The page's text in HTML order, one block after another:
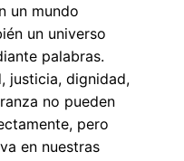
un mundo
un universo
palabras.
justicia, dignidad,
no pueden
pero
en nuestras